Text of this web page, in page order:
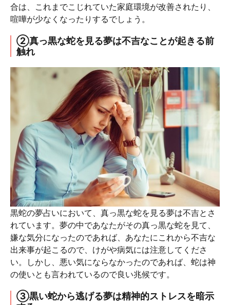
合は、これまでこじれていた家庭環境が改善されたり、
喧嘩が少なくなったりするでしょう。
②真っ黒な蛇を見る夢は不吉なことが起きる前
触れ
黒蛇の夢占いにおいて、真っ黒な蛇を見る夢は不吉とさ
れています。夢の中であなたがその真っ黒な蛇を見て、
嫌な気分になったのであれば、あなたにこれから不吉な
出来事が起こるので、けがや病気には注意してくださ
い。しかし、悪い気にならなかったのであれば、蛇は神
の使いとも言われているので良い兆候です。
③黒い蛇から逃げる夢は精神的ストレスを暗示